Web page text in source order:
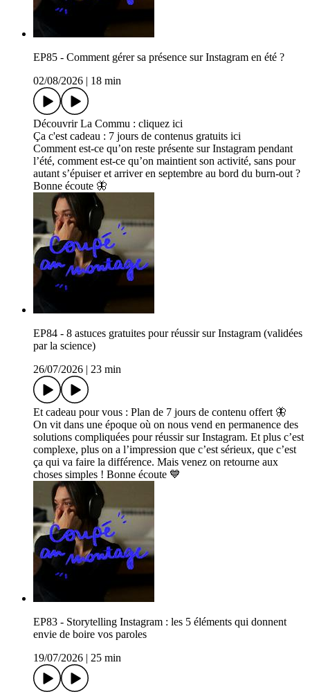
EP85 - Comment gérer sa présence sur Instagram en été ?
02/08/2026
18 min
Découvrir La Commu : cliquez ici
Ça c'est cadeau : ⁠7 jours de contenus gratuits ici
Comment est-ce qu’on reste présente sur Instagram pendant
l’été, comment est-ce qu’on maintient son activité, sans pour
autant s’épuiser et arriver en septembre au bord du burn-out ?
Bonne écoute 🦋
EP84 - 8 astuces gratuites pour réussir sur Instagram (validées
par la science)
26/07/2026
23 min
Et cadeau pour vous : ⁠⁠⁠⁠Plan de 7 jours de contenu offert⁠⁠⁠ 🦋
On vit dans une époque où on nous vend en permanence des
solutions compliquées pour réussir sur Instagram. Et plus c’est
complexe, plus on a l’impression que c’est sérieux, que c’est
ça qui va faire la différence. Mais venez on retourne aux
choses simples ! Bonne écoute 💙
EP83 - Storytelling Instagram : les 5 éléments qui donnent
envie de boire vos paroles
19/07/2026
25 min